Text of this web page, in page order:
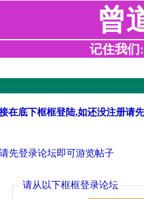
曾
记住我们
在底下框框登陆,如还没注册请
先登录论坛即可游览帖子
请从以下框框登录论坛